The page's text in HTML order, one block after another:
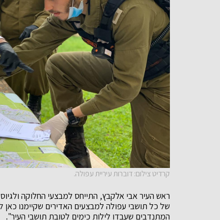
קרדיט צילום: דוברות עיריית עפולה.
ראש העיר אבי אלקבץ, התייחס למבצעי החלוקה
של כל תושבי עפולה למבצעים האדירים שקיימנו
המתנדבים שעבדו לילות כימים לטובת תושבי העיר".